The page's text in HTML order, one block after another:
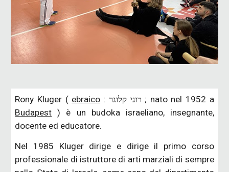
Rony Kluger ( ebraico
: רוני קלוגר ; nato nel 1952 a
Budapest ) è un budoka israeliano, insegnante,
docente ed educatore.
Nel 1985 Kluger dirige e dirige il primo corso
professionale di istruttore di arti marziali di sempre